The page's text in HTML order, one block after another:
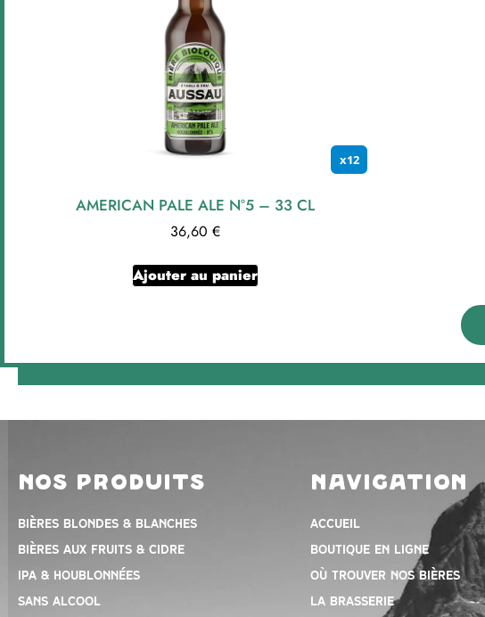
x12
AMERICAN PALE ALE N°5 – 33 CL
36,60 €
Ajouter au panier
nos produits
Bières blondes & blanches
Bières aux fruits & cidre
IPA & houblonnées
Sans alcool
navigation
Accueil
Boutique en ligne
Où trouver nos bières
la brasserie